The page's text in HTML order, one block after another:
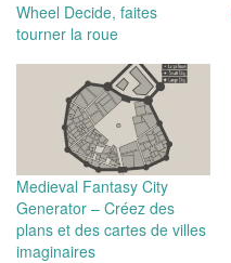
Wheel Decide, faites
tourner la roue
Medieval Fantasy City
Generator – Créez des
plans et des cartes de villes
imaginaires